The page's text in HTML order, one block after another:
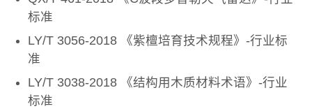
标准
LY/T 3056-2018 《紫檀培育技术规程》-行业标
准
LY/T 3038-2018 《结构用木质材料术语》-行业
标准